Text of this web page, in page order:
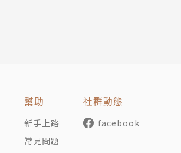
幫助
新手上路
常見問題
社群動態
facebook